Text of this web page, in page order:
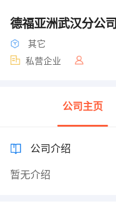
德福亚洲武汉分公司
其它
私营企业
公司主页
公司介绍
暂无介绍